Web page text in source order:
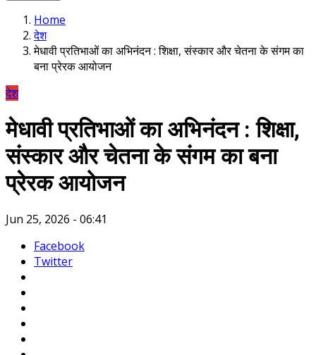
Home
देश
मेधावी प्रतिभाओं का अभिनंदन : शिक्षा, संस्कार और चेतना के संगम का
बना प्रेरक आयोजन
देश
मेधावी प्रतिभाओं का अभिनंदन : शिक्षा,
संस्कार और चेतना के संगम का बना
प्रेरक आयोजन
Jun 25, 2026 - 06:41
Facebook
Twitter